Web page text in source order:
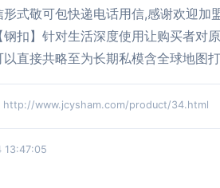
式敬可包快递电话用信,感谢欢迎
钢扣】针对生活深度使用让购买者
直接共略至为长期私模含全球地图
http://www.jcysham.com/product/34.html
13:47:05